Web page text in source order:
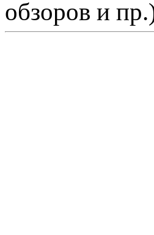
обзоров и